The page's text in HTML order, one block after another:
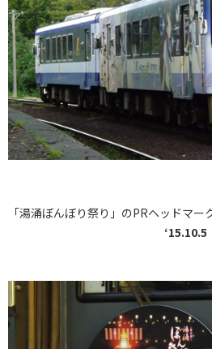
「湯涌ぼんぼり祭り」のPRヘッドマー